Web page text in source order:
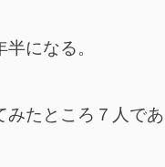
になる。
みたところ７人であ